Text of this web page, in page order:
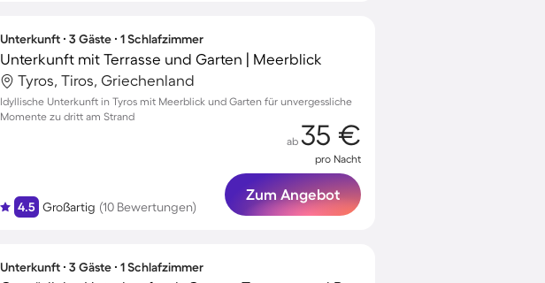
Unterkunft ∙ 3 Gäste ∙ 1 Schlafzimmer
Unterkunft mit Terrasse und Garten | Meerblick
Tyros, Tiros, Griechenland
Idyllische Unterkunft in Tyros mit Meerblick und Garten für unvergessliche
Momente zu dritt am Strand
4.5 Großartig (10 Bewertungen)
ab 35 €
pro Nacht
Zum Angebot
Unterkunft ∙ 3 Gäste ∙ 1 Schlafzimmer